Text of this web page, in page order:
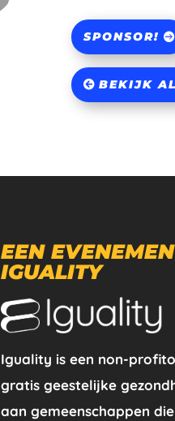
SPONSOR!
BEKIJK
EEN
IGUALITY
Iguality is een non-
gratis geestelijke
aan gemeenschappen